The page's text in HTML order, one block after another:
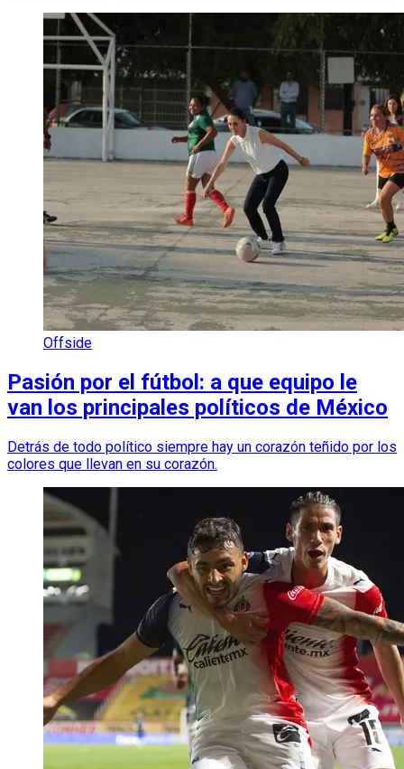
Offside
Pasión por el fútbol: a que equipo le
van los principales políticos de México
Detrás de todo político siempre hay un corazón teñido por los
colores que llevan en su corazón.